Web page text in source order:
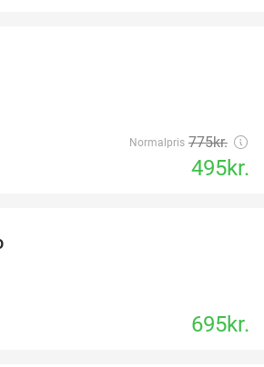
Normalpris 775kr.
495kr.
695kr.